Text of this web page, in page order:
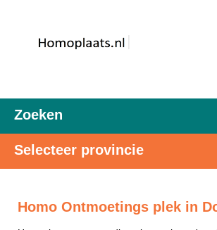
Zoeken
Selecteer provincie
Homo Ontmoetings plek in